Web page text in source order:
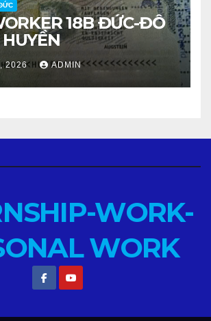
18B ĐỨC-ĐỖ
2026 ADMIN
WORK-
WORK